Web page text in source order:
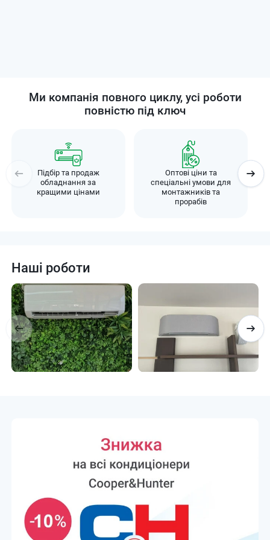
Ми компанія повного циклу, усі роботи
повністю під ключ
Підбір та продаж
обладнання за
кращими цінами
Оптові ціни та
спеціальні умови для
монтажників та
прорабів
Наші роботи